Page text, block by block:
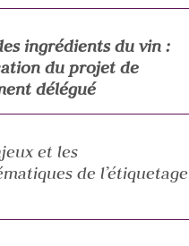
ingrédients du vin :
du projet de
délégué
et les
de l’étiquetage